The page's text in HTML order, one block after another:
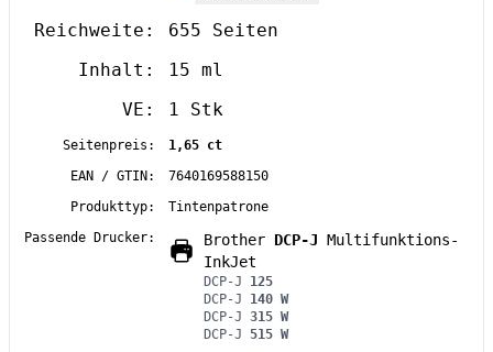
Reichweite:
655 Seiten
Inhalt:
15 ml
VE:
1 Stk
Seitenpreis:
1,65 ct
EAN / GTIN:
7640169588150
Produkttyp:
Tintenpatrone
Passende Drucker:
Brother DCP-J Multifunktions-
InkJet
DCP-J 125
DCP-J 140 W
DCP-J 315 W
DCP-J 515 W